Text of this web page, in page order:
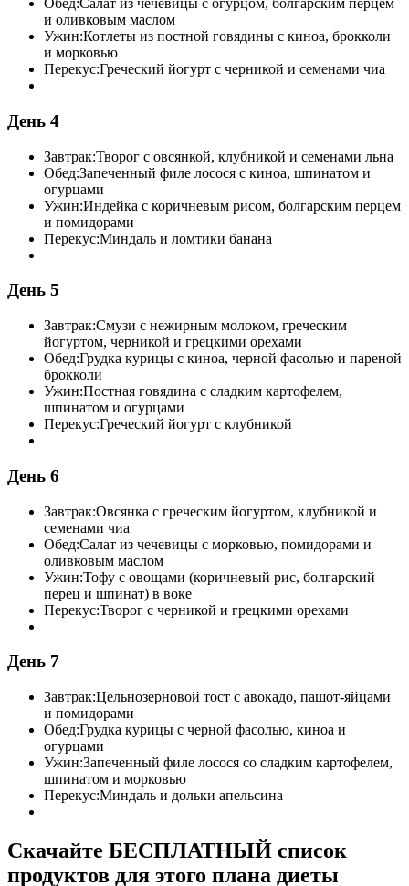
Обед:Салат из чечевицы с огурцом, болгарским перцем
и оливковым маслом
Ужин:Котлеты из постной говядины с киноа, брокколи
и морковью
Перекус:Греческий йогурт с черникой и семенами чиа
День 4
Завтрак:Творог с овсянкой, клубникой и семенами льна
Обед:Запеченный филе лосося с киноа, шпинатом и
огурцами
Ужин:Индейка с коричневым рисом, болгарским перцем
и помидорами
Перекус:Миндаль и ломтики банана
День 5
Завтрак:Смузи с нежирным молоком, греческим
йогуртом, черникой и грецкими орехами
Обед:Грудка курицы с киноа, черной фасолью и пареной
брокколи
Ужин:Постная говядина с сладким картофелем,
шпинатом и огурцами
Перекус:Греческий йогурт с клубникой
День 6
Завтрак:Овсянка с греческим йогуртом, клубникой и
семенами чиа
Обед:Салат из чечевицы с морковью, помидорами и
оливковым маслом
Ужин:Тофу с овощами (коричневый рис, болгарский
перец и шпинат) в воке
Перекус:Творог с черникой и грецкими орехами
День 7
Завтрак:Цельнозерновой тост с авокадо, пашот-яйцами
и помидорами
Обед:Грудка курицы с черной фасолью, киноа и
огурцами
Ужин:Запеченный филе лосося со сладким картофелем,
шпинатом и морковью
Перекус:Миндаль и дольки апельсина
Скачайте БЕСПЛАТНЫЙ список
продуктов для этого плана диеты